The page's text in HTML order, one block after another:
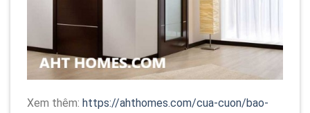
Xem thêm: https://ahthomes.com/cua-cuon/bao-